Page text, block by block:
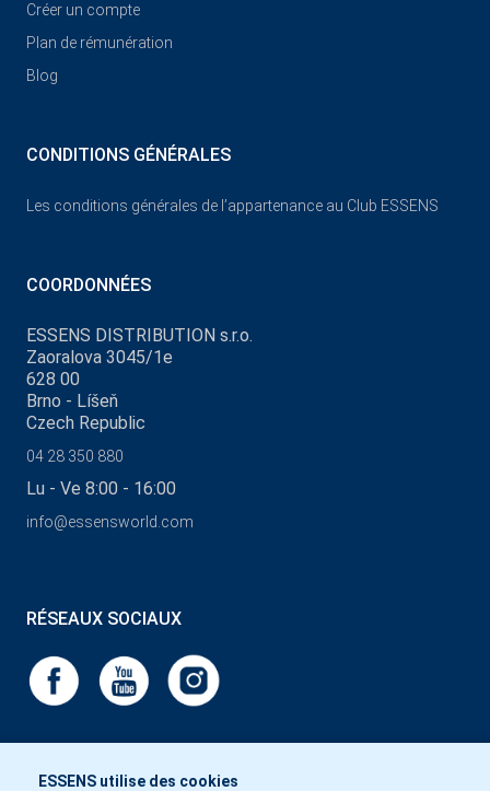
ESSENS utilise des cookies
Créer un compte
Plan de rémunération
Blog
CONDITIONS GÉNÉRALES
Les conditions générales de l’appartenance au Club ESSENS
COORDONNÉES
ESSENS DISTRIBUTION s.r.o.
Zaoralova 3045/1e
628 00
Brno - Líšeň
Czech Republic
04 28 350 880
Lu - Ve 8:00 - 16:00
info@essensworld.com
RÉSEAUX SOCIAUX